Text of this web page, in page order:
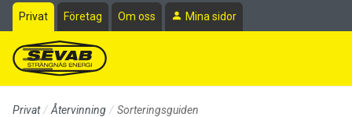
Till sidans huvudinnehåll
Privat Företag Om oss Mina sidor
Privat Återvinning Sorteringsguiden